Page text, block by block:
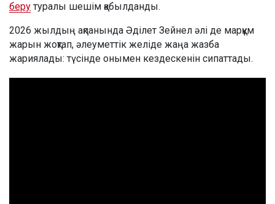
беру туралы шешім қабылданды.
2026 жылдың ақпанында Әділет Зейнел әлі де марқұм
жарын жоқтап, әлеуметтік желіде жаңа жазба
жариялады: түсінде онымен кездескенін сипаттады.